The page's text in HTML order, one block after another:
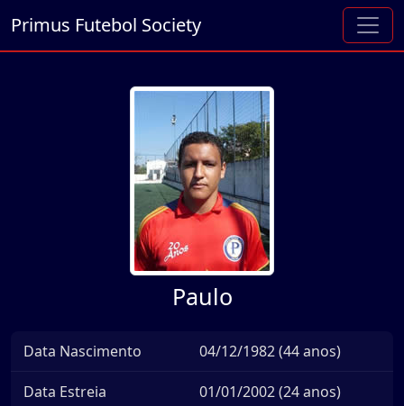
Primus Futebol Society
Paulo
Data Nascimento 04/12/1982 (44 anos)
Data Estreia 01/01/2002 (24 anos)